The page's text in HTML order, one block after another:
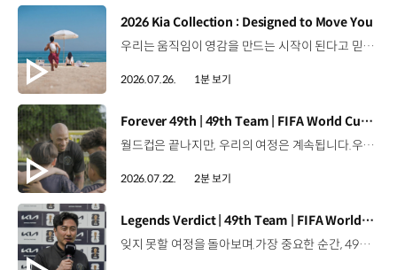
[동영상]
2026 Kia Collection : Designed to Move You
우리는 움직임이 영감을 만드는 시작이 된다고 믿습니다. 기아만의 Movement로 당신의 일상에 영감을 더해줄 2026 Kia Collection을 만나보세요. Designed to move you. Kia Collection 자세히 보기 ▶ #Kia #기아 #KiaCollection #기아컬렉션 #Designedtomoveyou #lifestyle
2026.07.26. 1분 보기
[동영상]
Forever 49th | 49th Team | FIFA World Cup 2026™
월드컵은 끝나지만, 우리의 여정은 계속됩니다.우리는 영원한 49번째 팀입니다. 자세히 보기 ▶ #Kia #InspirationConnectsUsAll #49thTeam #OMBC #FIFAWorldCup2026 유튜브 쇼츠 보기 >
2026.07.22. 2분 보기
[동영상]
Legends Verdict | 49th Team | FIFA World Cup 2026™
잊지 못할 여정을 돌아보며.가장 중요한 순간, 49번째 팀이 공을 건네며 완벽하게 임무를 해낸 그 순간을 함께 돌아봅니다. 자세히 보기 ▶ #Kia #InspirationConnectsUsAll #49thTeam #OMBC #FIFAWorldCup2026 유튜브 쇼츠 보기 >